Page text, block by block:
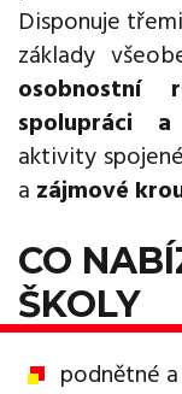
Disponuje třemi
základy
osobnostní
spolupráci
aktivity
a zájmové
CO
ŠKOLY
podnětné